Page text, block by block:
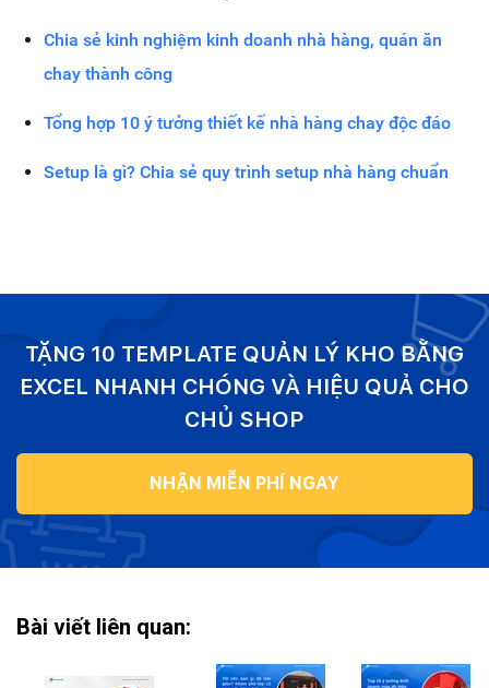
Chia sẻ kinh nghiệm kinh doanh nhà hàng, quán ăn
chay thành công
Tổng hợp 10 ý tưởng thiết kế nhà hàng chay độc đáo
Setup là gì? Chia sẻ quy trình setup nhà hàng chuẩn
TẶNG 10 TEMPLATE QUẢN LÝ KHO BẰNG
EXCEL NHANH CHÓNG VÀ HIỆU QUẢ CHO
CHỦ SHOP
NHẬN MIỄN PHÍ NGAY
Bài viết liên quan: